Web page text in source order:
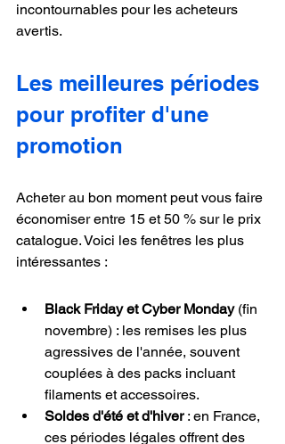
incontournables pour les acheteurs
avertis.
Les meilleures périodes
pour profiter d'une
promotion
Acheter au bon moment peut vous faire
économiser entre 15 et 50 % sur le prix
catalogue. Voici les fenêtres les plus
intéressantes :
Black Friday et Cyber Monday (fin
novembre) : les remises les plus
agressives de l'année, souvent
couplées à des packs incluant
filaments et accessoires.
Soldes d'été et d'hiver : en France,
ces périodes légales offrent des